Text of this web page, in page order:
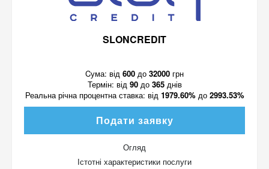
SLONCREDIT
Cума: від 600 до 32000 грн
Термін: від 90до 365днів
Реальна річна процентна ставка: від 1979.60%до 2993.53%
Подати заявку
Огляд
Істотні характеристики послуги